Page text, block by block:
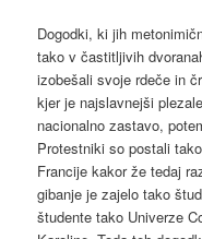
Dogodki, ki jih
tako v častitljivih
izobešali svoje rdeče in
kjer je najslavnejši
nacionalno zastavo,
Protestniki so postali
Francije kakor že tedaj
gibanje je zajelo tako
študente tako Univerze